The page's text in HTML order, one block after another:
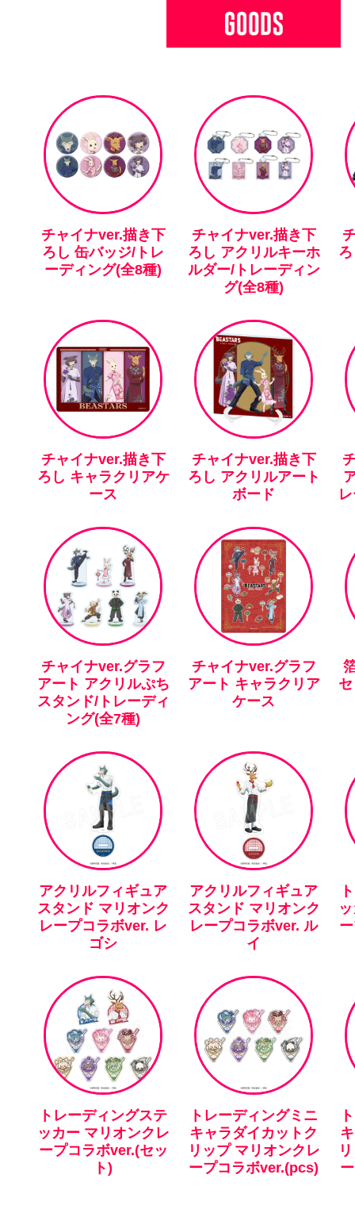
チャイナver.描き下
ろし 缶バッジ/トレ
ーディング(全8種)
チャイナver.描き下
ろし アクリルキーホ
ルダー/トレーディン
グ(全8種)
チャイナver.描き下
ろし キャラクリアケ
ース
チャイナver.描き下
ろし アクリルアート
ボード
チャイナver.グラフ
アート アクリルぷち
スタンド/トレーディ
ング(全7種)
チャイナver.グラフ
アート キャラクリア
ケース
アクリルフィギュア
スタンド マリオンク
レープコラボver. レ
ゴシ
アクリルフィギュア
スタンド マリオンク
レープコラボver. ル
イ
トレーディングステ
ッカー マリオンクレ
ープコラボver.(セッ
ト)
トレーディングミニ
キャラダイカットク
リップ マリオンクレ
ープコラボver.(pcs)